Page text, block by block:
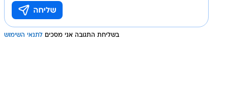
בשליחת התגובה אני מסכים לתנאי השימוש